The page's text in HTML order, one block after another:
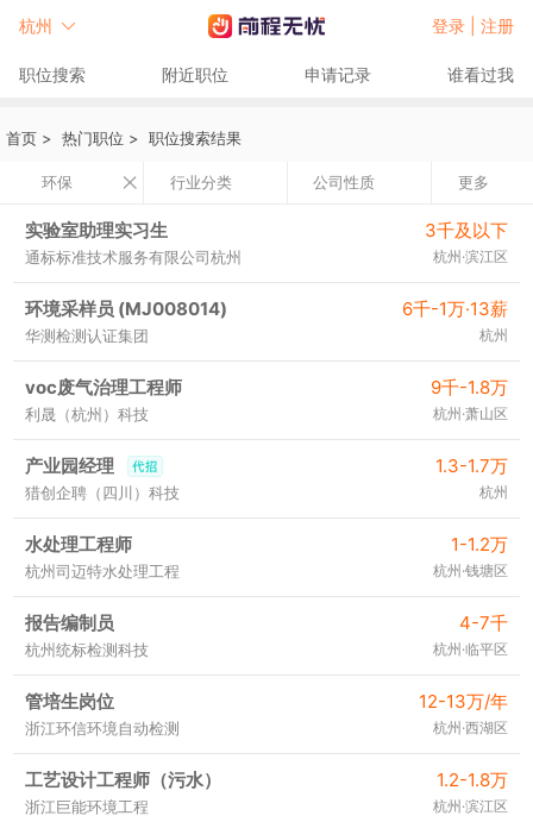
杭州 登录 | 注册
职位搜索 附近职位 申请记录 谁看过我
首页 > 热门职位 > 职位搜索结果
环保 行业分类 公司性质 更多
实验室助理实习生 3千及以下
通标标准技术服务有限公司杭州 杭州·滨江区
环境采样员 (MJ008014) 6千-1万·13薪
华测检测认证集团 杭州
voc废气治理工程师 9千-1.8万
利晟（杭州）科技 杭州·萧山区
产业园经理 1.3-1.7万
猎创企聘（四川）科技 杭州
水处理工程师 1-1.2万
杭州司迈特水处理工程 杭州·钱塘区
报告编制员 4-7千
杭州统标检测科技 杭州·临平区
管培生岗位 12-13万/年
浙江环信环境自动检测 杭州·西湖区
工艺设计工程师（污水） 1.2-1.8万
浙江巨能环境工程 杭州·滨江区